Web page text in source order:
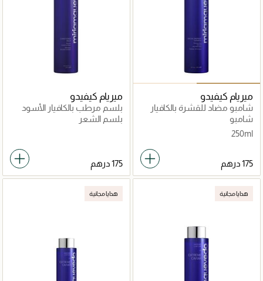
ميريام كيفيدو
شامبو مضاد للقشرة بالكافيار
الأسود الفاخر
شامبو
250ml
ميريام كيفيدو
بلسم مرطب بالكافيار الأسود
الفاخر
بلسم الشعر
هدايا مجانية هدايا مجانية